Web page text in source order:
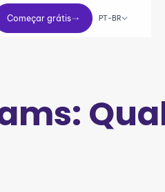
Começar grátis
grátis
PT-BR